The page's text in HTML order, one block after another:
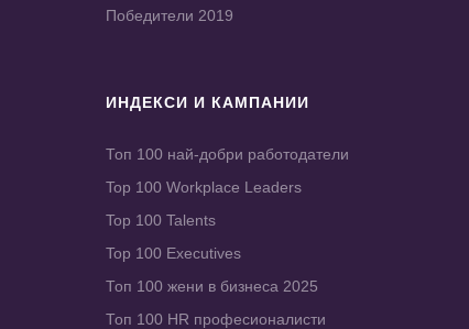
Победители 2019
ИНДЕКСИ И КАМПАНИИ
Топ 100 най-добри работодатели
Top 100 Workplace Leaders
Top 100 Talents
Top 100 Executives
Топ 100 жени в бизнеса 2025
Топ 100 HR професионалисти